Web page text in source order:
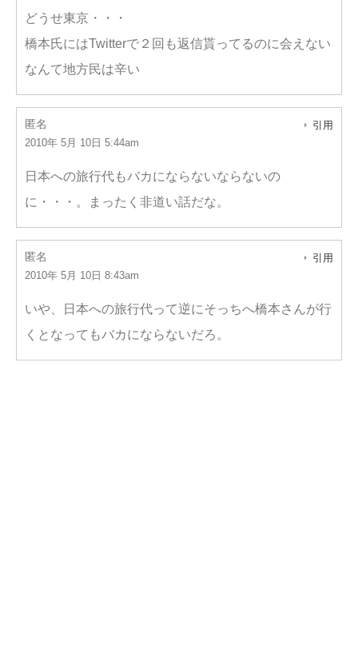
どうせ東京・・・
橋本氏にはTwitterで２回も返信貰ってるのに会えない
なんて地方民は辛い
匿名
2010年 5月 10日 5:44am
引用
日本への旅行代もバカにならないならないの
に・・・。まったく非道い話だな。
匿名
2010年 5月 10日 8:43am
引用
いや、日本への旅行代って逆にそっちへ橋本さんが行
くとなってもバカにならないだろ。